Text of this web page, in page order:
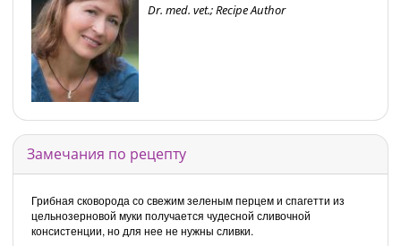
Dr. med. vet.; Recipe Author
Замечания по рецепту
Грибная сковорода со свежим зеленым перцем и спагетти из
цельнозерновой муки получается чудесной сливочной
консистенции, но для нее не нужны сливки.